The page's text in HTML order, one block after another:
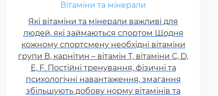
Вітаміни та мінерали
Які вітаміни та мінерали важливі для
людей, які займаються спортом Щодня
кожному спортсмену необхідні вітаміни
групи В, карнітин – вітамін Т, вітаміни С, D,
E, F. Постійні тренування, фізичні та
психологічні навантаження, змагання
збільшують добову норму вітамінів та